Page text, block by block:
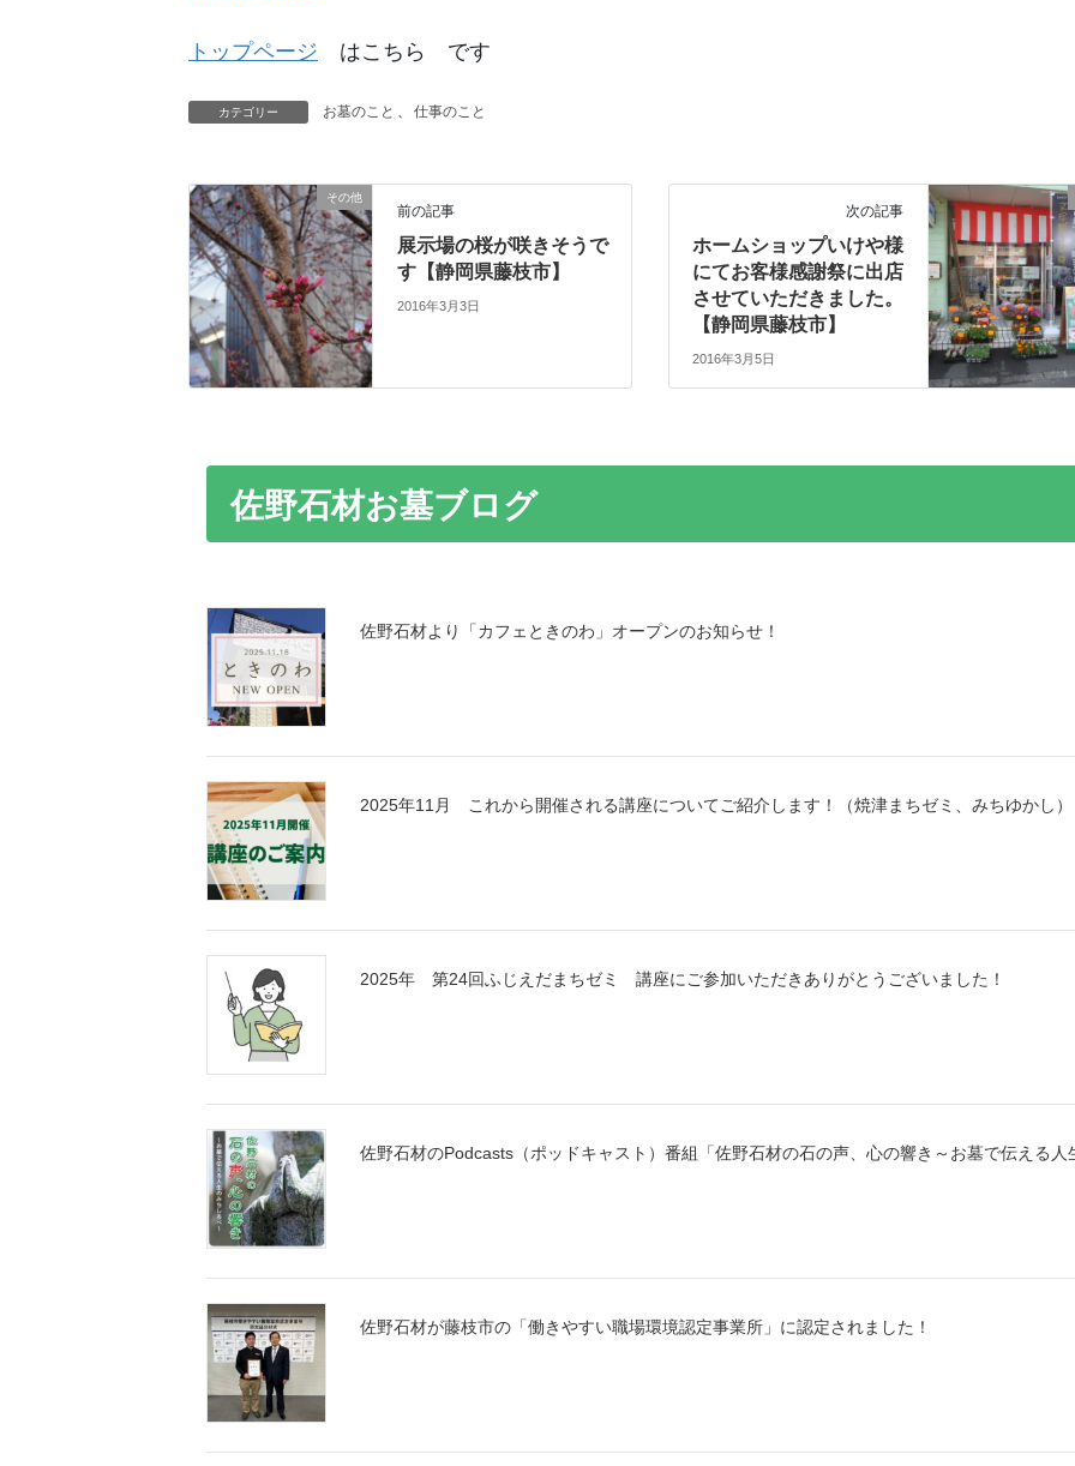
トップページ はこちら です
カテゴリー お墓のこと 仕事のこと
その他
前の記事
展示場の桜が咲きそうで
す【静岡県藤枝市】
2016年3月3日
次の記事
ホームショップいけや様
にてお客様感謝祭に出店
させていただきました。
【静岡県藤枝市】
2016年3月5日
佐野石材お墓ブログ
佐野石材より「カフェときのわ」オープンのお知らせ！
2025年11月 これから開催される講座についてご紹介します！（焼津まちゼミ、みちゆかし）
2025年 第24回ふじえだまちゼミ 講座にご参加いただきありがとうございました！
佐野石材のPodcasts（ポッドキャスト）番組「佐野石材の石の声、心の響き～お墓で伝える
佐野石材が藤枝市の「働きやすい職場環境認定事業所」に認定されました！